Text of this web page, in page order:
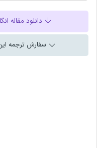
دانلود مقاله
سفارش ترجمه